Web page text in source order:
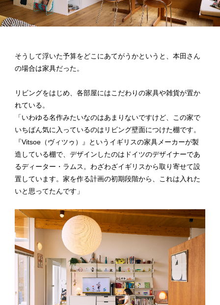
そうして浮いた予算をどこにあてがうかというと、本田さん
の場合は家具だった。
リビングをはじめ、各部屋にはこだわりの家具や雑貨が置か
れている。
「いわゆる名作みたいなのはあまりないですけど、この家で
いちばん気に入っているのはリビング壁面につけた棚です。
『Vitsoe（ヴィツゥ） 』というイギリスの家具メーカーが製
造している棚で、デザインしたのはドイツのデザイナーであ
るディーター・ラムス。わざわざイギリスから取り寄せて設
置しています。家を作る計画の初期段階から、これは入れた
いと思ってたんです」